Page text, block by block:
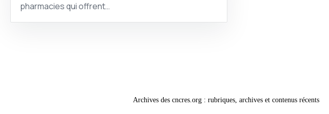
pharmacies qui offrent…
Archives des cncres.org : rubriques, archives et contenus récents